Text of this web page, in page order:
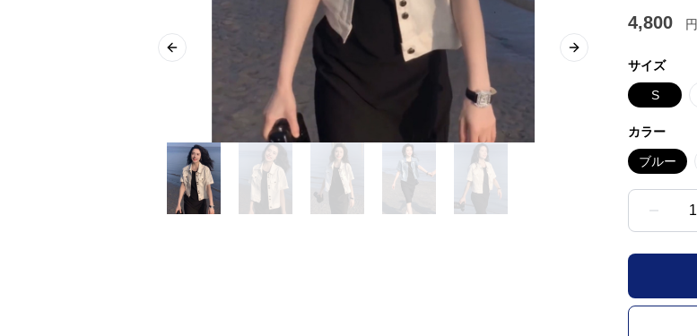
Previous slide Next slide
4,800 円
サイズ
S
カラー
ブルー
1